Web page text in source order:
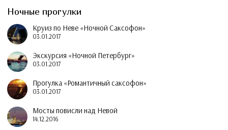
Ночные прогулки
Круиз по Неве «Ночной Саксофон»
03.01.2017
Экскурсия «Ночной Петербург»
03.01.2017
Прогулка «Романтичный саксофон»
03.01.2017
Мосты повисли над Невой
14.12.2016